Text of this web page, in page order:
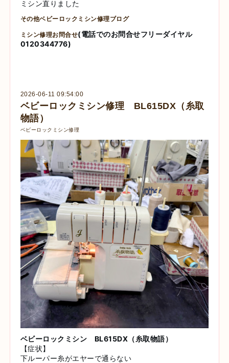
ミシン直りました
その他ベビーロックミシン修理ブログ
ミシン修理お問合せ(電話でのお問合せフリーダイヤル
0120344776)
2026-06-11 09:54:00
ベビーロックミシン修理 BL615DX（糸取
物語）
ベビーロックミシン修理
ベビーロックミシン BL615DX（糸取物語）
【症状】
下ルーパー糸がエヤーで通らない